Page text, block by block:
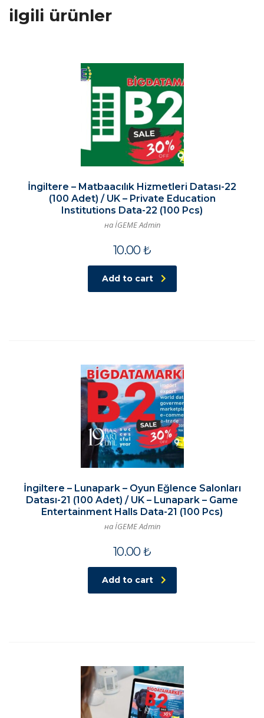
ilgili ürünler
İngiltere – Matbaacılık Hizmetleri Datası-22
(100 Adet) / UK – Private Education
Institutions Data-22 (100 Pcs)
на İGEME Admin
10.00₺
Add to cart
İngiltere – Lunapark – Oyun Eğlence Salonları
Datası-21 (100 Adet) / UK – Lunapark – Game
Entertainment Halls Data-21 (100 Pcs)
на İGEME Admin
10.00₺
Add to cart